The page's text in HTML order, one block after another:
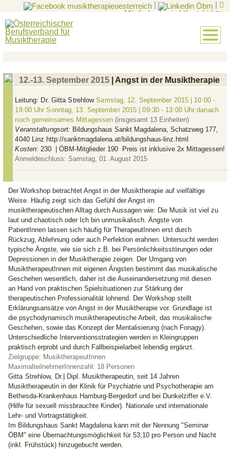
Mitglieder-Login
| Kontakt | EN
12.-13. September 2015 | Angst in der Musiktherapie
Leitung: Dr. Gitta StrehlowSamstag, 12. September 2015 | 10:00 -
18:00 Uhr Sonntag, 13. September 2015 | 09:30 - 13:00 Uhr danach
noch gemeinsames Mittagessen(insgesamt 13 Einheiten)
Veranstaltungsort: Bildungshaus Sankt Magdalena, Schatzweg 177,
4040 Linz http://sanktmagdalena.at/bildungshaus-linz.html
Kosten: 230  | ÖBM-Mitglieder 190  Preis ist inklusive 2x Mittagessen!
Anmeldeschluss: Samstag, 01. August 2015
Der Workshop betrachtet Angst in der Musiktherapie auf vielfältige
Weise. Häufig zeigt sich das Gefühl der Angst im
musiktherapeutischen Alltag durch Aussagen wie: Die Musik ist viel zu
laut und chaotisch oder Ich bin unmusikalisch. Ängste von
PatientInnen lassen sich häufig für TherapeutInnen erst durch
Rückzug, Ablehnung oder auch Perfektion erahnen. Untersucht werden
typische Ängste, wie sie sich z.B. bei Persönlichkeitsstörungen oder
Depressionen in der Musiktherapie zeigen. Der Umgang von
MusiktherapeutInnen mit eigenen Ängsten bestimmt das musikalische
Geschehen wesentlich, daher ist die Auseinandersetzung mit diesen
an Hand von praktischen Spielsituationen zur Stärkung der
therapeutischen Professionalität lohnend. Der Workshop stellt
Erklärungsansätze von Angst in der Musiktherapie vor. Grundlage ist
die psychodynamisch musiktherapeutische Arbeit, das musikalische
Geschehen, sowie das Konzept der Mentalisierung (nach Fonagy).
Unterschiedliche Interventionsstrategien werden in Kleingruppen
praktisch erprobt und durch Fallbeispielarbeit lebendig ergänzt.
Zielgruppe: MusiktherapeutInnen
MaximalteilnehmerInnenzahl: 18 Personen
Gitta Strehlow, Dr.|
Dipl. Musiktherapeutin, seit 14 Jahren
Musiktherapeutin in der Klinik für Psychiatrie und Psychotherapie am
Bethesda-Krankenhaus Hamburg-Bergedorf und bei Dunkelziffer e.V.
(Hilfe für sexuell missbrauchte Kinder). Nationale und internationale
Lehr- und Vortragstätigkeit.
Im Bildungshaus Sankt Magdalena kann mit der Nennung "Seminar
ÖBM" eine Übernachtungsmöglichkeit für 53,10 pro Person und Nacht
(inkl. Frühstück) hinzugebucht werden.